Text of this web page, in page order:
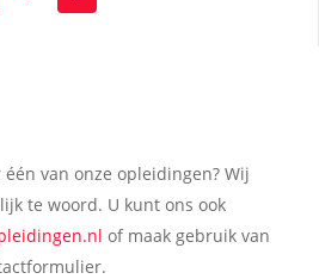
van onze opleidingen? Wij
te woord. U kunt ons ook
of maak gebruik van